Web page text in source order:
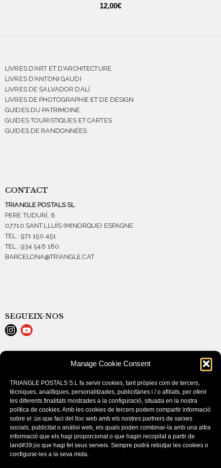
Manage Cookie Consent
TRIANGLE POSTALS S.L fa servir cookies, tant pròpies com de tercers,
tècniques, analítiques, personalitzades, publicitàries i / o afiliats, per oferir
les diferents finalitats mostrades a la configuració, situada en la nostra
política de cookies. Amb les cookies de tercers podem compartir informació
sobre el ;ús que faci del lloc web amb els nostres partners de xarxes
socials, publicitat o anàlisi web, els quals poden combinar-la amb una altra
informació que els hagi proporcionat o que hagin recopilat a partir de
land#39;ús que hagi fet seus serveis. Sempre podrà rebutjar les cookies o
configurar-les a la seva mida.
12,00€
LIVRES D'ART ET D'ARCHITECTURE
LIVRES D'ANTONI GAUDI
LIVRES DE SALVADOR DALÍ
LIVRES DE PHOTOGRAPHIE ET DE DESIGN
GUIDES DU PATRIMOINE
GUIDES TOURISTIQUES ET CARTES
GUIDES DE RANDONNÉES
CONTACT
TRIANGLE POSTALS SL
PERE TUDURÍ, 8
07710 SANT LLUÍS (MINORQUE) ESPAGNE
TEL.: 971 150 451
TEL.: 934 546 180
BARCELONA@TRIANGLE.CAT
SEGUEIX-NOS
POLÍTICA DE COOKIES (EU)
CONDITIONS D’ACHAT